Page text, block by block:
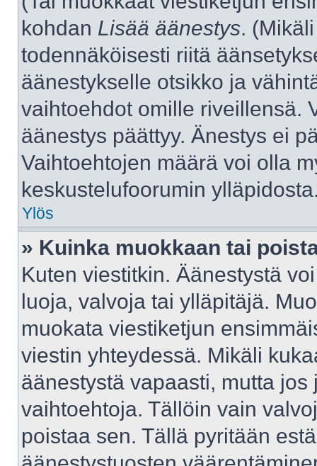
kohdan Lisää äänestys.
todennäköisesti riitä
äänestykselle otsikko ja
vaihtoehdot omille riveillensä.
äänestys päättyy. Änestys ei
Vaihtoehtojen määrä voi olla
keskustelufoorumin
Ylös
» Kuinka muokkaan tai
Kuten viestitkin. Äänestystä
luoja, valvoja tai ylläpitäjä.
muokata viestiketjun
viestin yhteydessä. Mikäli
äänestystä vapaasti, mutta
vaihtoehtoja. Tällöin vain
poistaa sen. Tällä pyritään